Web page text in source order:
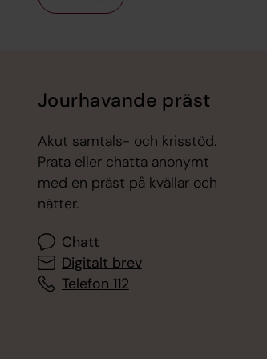
Jourhavande präst
Akut samtals- och krisstöd.
Prata eller chatta anonymt
med en präst på kvällar och
nätter.
Chatt
Digitalt brev
Telefon 112